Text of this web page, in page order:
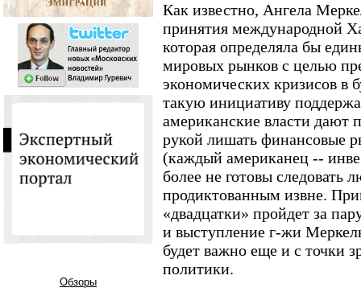
Обзоры
Как известно, Ангела
принятия международной
которая определяла бы
мировых рынков с целью
экономических кризисов
такую инициативу
американские власти дают
рукой лишать финансовые
(каждый американец --
более не готовы следовать
продиктованным извне.
«двадцатки» пройдет за
и выступление г-жи
будет важно еще и с точки
политики.